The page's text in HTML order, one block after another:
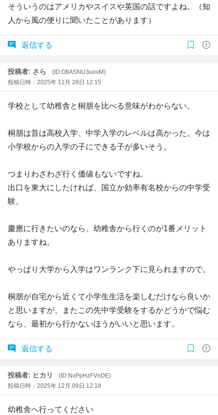
そういうのはアメリカやスイスや英国の話ですよね。（知
人から風の便りに聞いたことがあります）
返信する
投稿者: さら
(ID:O9ASNU3uovM)
投稿日時：2025年 11月 28日 12:15
学校として幼稚舎と桐朋を比べる意味がわからない。
桐朋は昔は高校入学、中学入学のレベルは高かった。今は
小学校からの入学の子にできる子が多いそう。
つまりわざわざ行く価値もないですね。
出口を東大にしたければ、国立か効率有名校からの中学受
験。
慶應に行きたいのなら、幼稚舎から行くのが1番メリット
ありますね。
やっぱり大学から入学はワンランク下に見られますので。
桐朋が自宅から近くて小学生生活を楽しむだけなら良いか
と思いますが、またこの先中学受験をするかどうかで悩む
なら、最初から行かないほうがいいと思います。
返信する
投稿者: ヒカリ
(ID:NxPpHzFVnDE)
投稿日時：2025年 12月 09日 12:18
幼稚舎へ行ってください